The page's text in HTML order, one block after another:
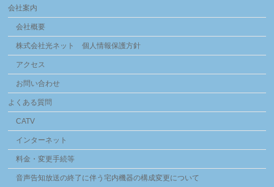
会社案内
会社概要
株式会社光ネット 個人情報保護方針
アクセス
お問い合わせ
よくある質問
CATV
インターネット
料金・変更手続等
音声告知放送の終了に伴う宅内機器の構成変更について